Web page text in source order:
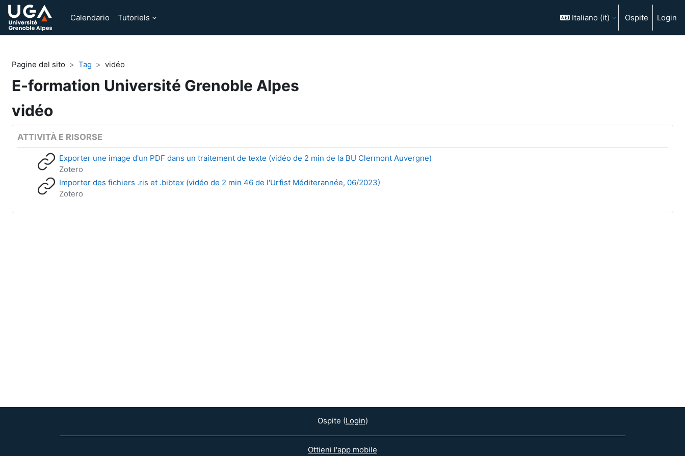
Vai al contenuto principale
Calendario
Tutoriels Italiano ‎(it)‎ Ospite Login
Pagine del sito Tag vidéo
E-formation Université Grenoble Alpes
vidéo
ATTIVITÀ E RISORSE
Exporter une image d'un PDF dans un traitement de texte (vidéo de 2 min de la BU Clermont Auvergne)
Zotero
Importer des fichiers .ris et .bibtex (vidéo de 2 min 46 de l'Urfist Méditerannée, 06/2023)
Zotero
Ospite (Login)
Ottieni l'app mobile